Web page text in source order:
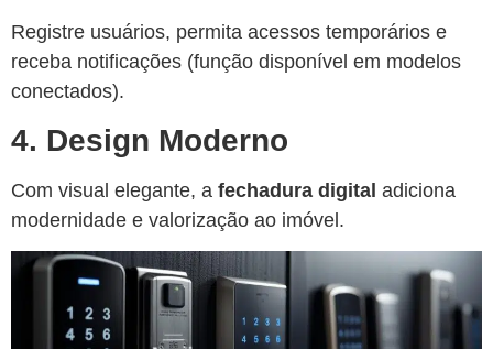
Registre usuários, permita acessos temporários e
receba notificações (função disponível em modelos
conectados).
4. Design Moderno
Com visual elegante, a fechadura digital adiciona
modernidade e valorização ao imóvel.